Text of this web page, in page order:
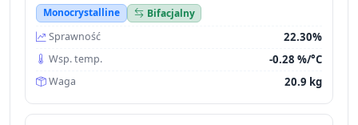
Monocrystalline
Bifacjalny
Sprawność
22.30%
Wsp. temp. -0.28 %/°C
Waga 20.9 kg